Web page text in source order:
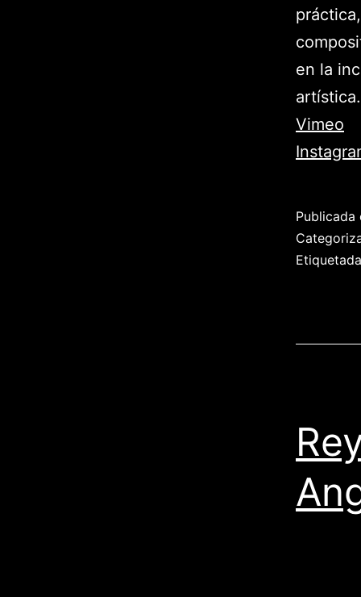
en la
artística.
Vimeo